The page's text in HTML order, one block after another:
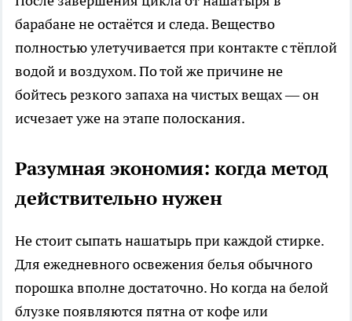
барабане не остаётся и следа. Вещество
полностью улетучивается при контакте с тёплой
водой и воздухом. По той же причине не
бойтесь резкого запаха на чистых вещах — он
исчезает уже на этапе полоскания.
Разумная экономия: когда метод
действительно нужен
Не стоит сыпать нашатырь при каждой стирке.
Для ежедневного освежения белья обычного
порошка вполне достаточно. Но когда на белой
блузке появляются пятна от кофе или